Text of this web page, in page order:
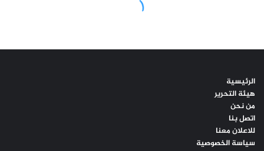
الرئيسية
هيئة التحرير
من نحن
اتصل بنا
للاعلان معنا
سياسة الخصوصية